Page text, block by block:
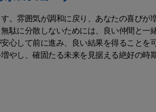
。雰囲気が調和に戻り、あなたの喜びが
駄に分散しないためには、良い仲間と一
心して前に進み、良い結果を得ること
やし、確固たる未来を見据える絶好の時期